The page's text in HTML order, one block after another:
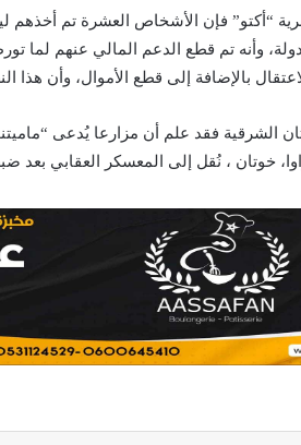
“أكتو” فإن الأشخاص العشرة تم أخذهم
وأنه تم قطع الدعم المالي عنهم لما
بالإضافة إلى قطع الأموال، وأن
خوتان ، نُقل إلى المعسكر العقابي بعد